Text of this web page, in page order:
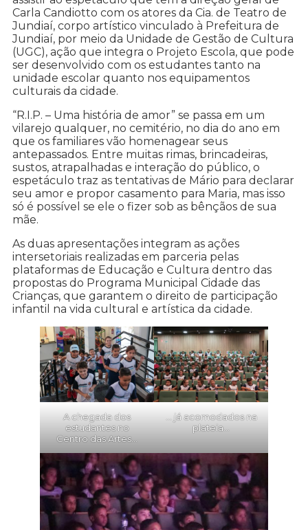
Carla Candiotto com os atores da Cia. de Teatro de
Jundiaí, corpo artístico vinculado à Prefeitura de
Jundiaí, por meio da Unidade de Gestão de Cultura
(UGC), ação que integra o Projeto Escola, que pode
ser desenvolvido com os estudantes tanto na
unidade escolar quanto nos equipamentos
culturais da cidade.
“R.I.P. – Uma história de amor” se passa em um
vilarejo qualquer, no cemitério, no dia do ano em
que os familiares vão homenagear seus
antepassados. Entre muitas rimas, brincadeiras,
sustos, atrapalhadas e interação do público, o
espetáculo traz as tentativas de Mário para declarar
seu amor e propor casamento para Maria, mas isso
só é possível se ele o fizer sob as bênçãos de sua
mãe.
As duas apresentações integram as ações
intersetoriais realizadas em parceria pelas
plataformas de Educação e Cultura dentro das
propostas do Programa Municipal Cidade das
Crianças, que garantem o direito de participação
infantil na vida cultural e artística da cidade.
A chegada dos
estudantes no
Centro das Artes…
… já acomodados na
plateia…